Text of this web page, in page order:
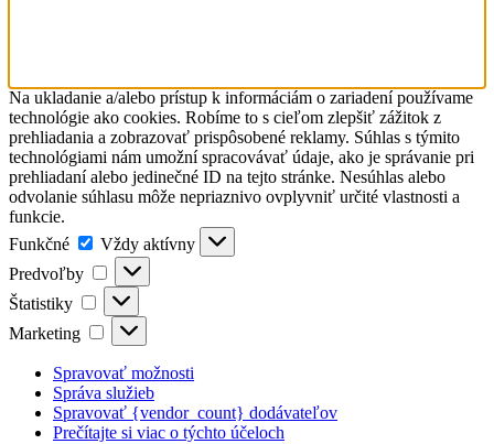
Na ukladanie a/alebo prístup k informáciám o zariadení používame
technológie ako cookies. Robíme to s cieľom zlepšiť zážitok z
prehliadania a zobrazovať prispôsobené reklamy. Súhlas s týmito
technológiami nám umožní spracovávať údaje, ako je správanie pri
prehliadaní alebo jedinečné ID na tejto stránke. Nesúhlas alebo
odvolanie súhlasu môže nepriaznivo ovplyvniť určité vlastnosti a
funkcie.
Funkčné
Funkčné
Vždy aktívny
Predvoľby
Predvoľby
Štatistiky Štatistiky
Marketing Marketing
Spravovať možnosti
Správa služieb
Spravovať {vendor_count} dodávateľov
Prečítajte si viac o týchto účeloch